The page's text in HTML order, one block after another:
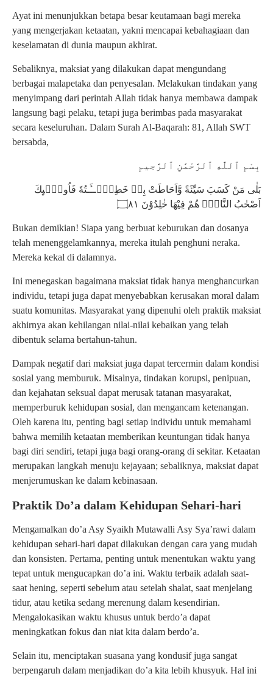
Ayat ini menunjukkan betapa besar keutamaan bagi mereka
yang mengerjakan ketaatan, yakni mencapai kebahagiaan dan
keselamatan di dunia maupun akhirat.
Sebaliknya, maksiat yang dilakukan dapat mengundang
berbagai malapetaka dan penyesalan. Melakukan tindakan yang
menyimpang dari perintah Allah tidak hanya membawa dampak
langsung bagi pelaku, tetapi juga berimbas pada masyarakat
secara keseluruhan. Dalam Surah Al-Baqarah: 81, Allah SWT
bersabda,
بِسْمِ ٱللَّٰهِ ٱلرَّحْمَٰنِ ٱلرَّحِيمِ
بَلٰى مَنْ كَسَبَ سَيِّئَةً وَّاَحَاطَتْ بِهٖ خَطِيْۤــَٔـتُهٗ فَاُولٰۤىِٕكَ
اَصْحٰبُ النَّارِۚ هُمْ فِيْهَا خٰلِدُوْنَ ۝٨١
Bukan demikian! Siapa yang berbuat keburukan dan dosanya
telah menenggelamkannya, mereka itulah penghuni neraka.
Mereka kekal di dalamnya.
Ini menegaskan bagaimana maksiat tidak hanya menghancurkan
individu, tetapi juga dapat menyebabkan kerusakan moral dalam
suatu komunitas. Masyarakat yang dipenuhi oleh praktik maksiat
akhirnya akan kehilangan nilai-nilai kebaikan yang telah
dibentuk selama bertahun-tahun.
Dampak negatif dari maksiat juga dapat tercermin dalam kondisi
sosial yang memburuk. Misalnya, tindakan korupsi, penipuan,
dan kejahatan seksual dapat merusak tatanan masyarakat,
memperburuk kehidupan sosial, dan mengancam ketenangan.
Oleh karena itu, penting bagi setiap individu untuk memahami
bahwa memilih ketaatan memberikan keuntungan tidak hanya
bagi diri sendiri, tetapi juga bagi orang-orang di sekitar. Ketaatan
merupakan langkah menuju kejayaan; sebaliknya, maksiat dapat
menjerumuskan ke dalam kebinasaan.
Praktik Do’a dalam Kehidupan Sehari-hari
Mengamalkan do’a Asy Syaikh Mutawalli Asy Sya’rawi dalam
kehidupan sehari-hari dapat dilakukan dengan cara yang mudah
dan konsisten. Pertama, penting untuk menentukan waktu yang
tepat untuk mengucapkan do’a ini. Waktu terbaik adalah saat-
saat hening, seperti sebelum atau setelah shalat, saat menjelang
tidur, atau ketika sedang merenung dalam kesendirian.
Mengalokasikan waktu khusus untuk berdo’a dapat
meningkatkan fokus dan niat kita dalam berdo’a.
Selain itu, menciptakan suasana yang kondusif juga sangat
berpengaruh dalam menjadikan do’a kita lebih khusyuk. Hal ini